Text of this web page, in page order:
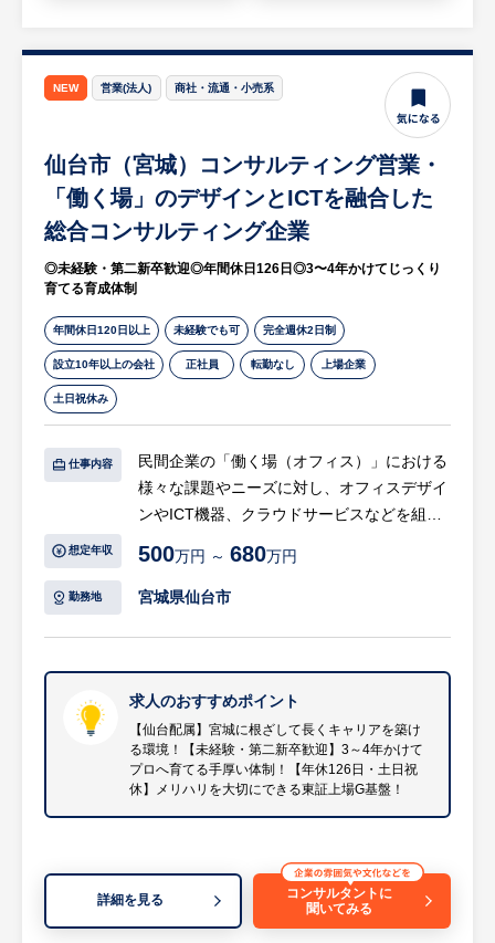
います。
顧客のIT環境や資源、予算等に合わせて最適
な生成ＡＩ・データ分析基盤を
構築するためのソリューションをご提案しま
・顧客のデータ利活用、IT化計画に対する支
援、ソリューション提案
ジェクト全体計画の立案
・生成ＡＩ・データ分析基盤全体のシステム
アーキテクチャの策定
■システム開発プロジェクトリーダー
生成ＡＩ・データ分析基盤全体のアーキテク
チャを設計し、
要件定義や基本設計といった上流設計を行い
設計工程以降では、開発体制のリーダーポジ
ションとして、
・生成ＡＩ・データ分析基盤全体のシステム
アーキテクチャの策定
・プロジェクト遂行における顧客との折衝
・要件定義・設計・実装・試験の各工程のマ
ネジメント
・生成ＡＩ・データ分析基盤開発の要件定
義、上流設計
生成ＡＩを活用したシステムを構成する、シ
ステムバックエンド機能の設計・開発、
各種データを管理するデータベース設計、
NEW 営業(法人) 商社・流通・小売系
仙台市（宮城）コンサルティング営業・
「働く場」のデザインとICTを融合した
総合コンサルティング企業
◎未経験・第二新卒歓迎◎年間休日126日◎3〜4年かけてじっくり
育てる育成体制
年間休日120日以上 未経験でも可 完全週休2日制
設立10年以上の会社 正社員 転勤なし 上場企業
土日祝休み
仕事内容
民間企業の「働く場（オフィス）」における
様々な課題やニーズに対し、オフィスデザイ
ンやICT機器、クラウドサービスなどを組み
業をお任せします。
課題やニーズをヒアリング
・空間デザイン、内装工事、ICT機器・ネッ
トワーク等の総合的な改善策を提案
・社外のデザイナー（デザインは外注）や地
場の施工協力会社との調整・ディレクション
・オフィス移転やリニューアル後のツール運
用支援、アフターフォロー
・月1回程度の東京本社での会議参加（情報
想定年収 500万円 ～ 680万円
勤務地 宮城県仙台市
求人のおすすめポイント
【仙台配属】宮城に根ざして長くキャリアを築け
る環境！【未経験・第二新卒歓迎】3～4年かけて
プロへ育てる手厚い体制！【年休126日・土日祝
休】メリハリを大切にできる東証上場G基盤！
詳細を見る
コンサルタントに
聞いてみる